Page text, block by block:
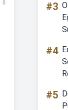
#3
#4
#5